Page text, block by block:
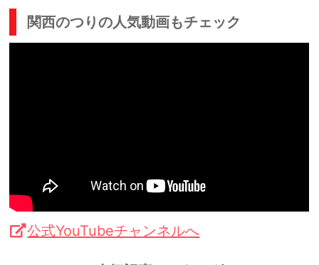
関西のつりの人気動画もチェック
公式YouTubeチャンネルへ